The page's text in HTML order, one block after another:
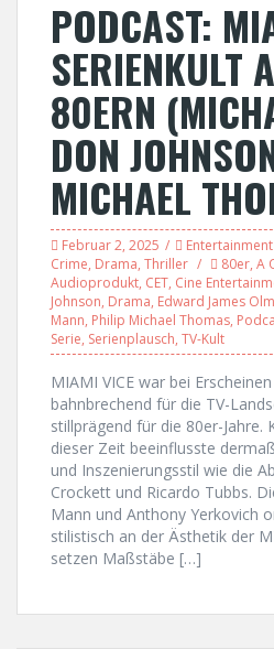
PODCAST:
SERIENKULT
80ERN
DON
MICHAEL
Februar 2, 2025
Crime, Drama, Thriller 80er, A
Audioprodukt, CET, Cine
Johnson, Drama, Edward James
Mann, Philip Michael Thomas,
Serie, Serienplausch, TV-Kult
MIAMI VICE war bei
bahnbrechend für die TV-
stillprägend für die 80er-Jahre.
dieser Zeit beeinflusste
und Inszenierungsstil wie die
Crockett und Ricardo Tubbs.
Mann und Anthony Yerkovich
stilistisch an der Ästhetik der
setzen Maßstäbe […]